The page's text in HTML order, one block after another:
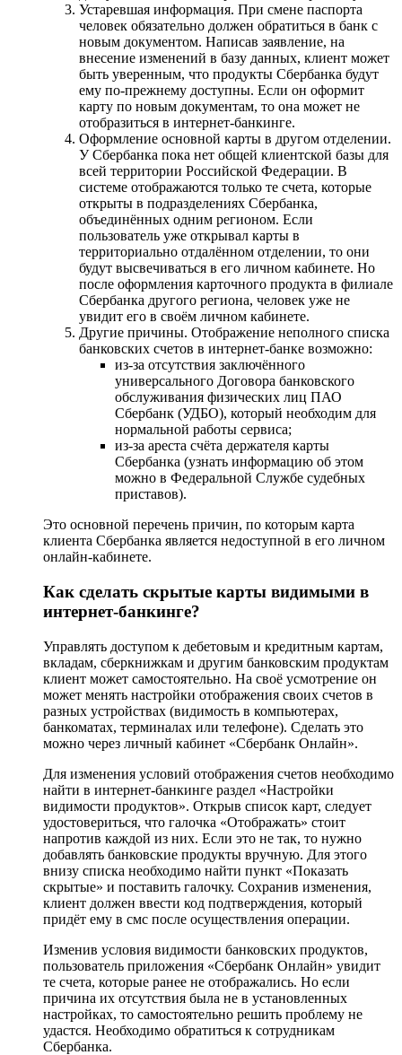
Устаревшая информация. При смене паспорта
человек обязательно должен обратиться в банк с
новым документом. Написав заявление, на
внесение изменений в базу данных, клиент может
быть уверенным, что продукты Сбербанка будут
ему по-прежнему доступны. Если он оформит
карту по новым документам, то она может не
отобразиться в интернет-банкинге.
Оформление основной карты в другом отделении.
У Сбербанка пока нет общей клиентской базы для
всей территории Российской Федерации. В
системе отображаются только те счета, которые
открыты в подразделениях Сбербанка,
объединённых одним регионом. Если
пользователь уже открывал карты в
территориально отдалённом отделении, то они
будут высвечиваться в его личном кабинете. Но
после оформления карточного продукта в филиале
Сбербанка другого региона, человек уже не
увидит его в своём личном кабинете.
Другие причины. Отображение неполного списка
банковских счетов в интернет-банке возможно:
из-за отсутствия заключённого
универсального Договора банковского
обслуживания физических лиц ПАО
Сбербанк (УДБО), который необходим для
нормальной работы сервиса;
из-за ареста счёта держателя карты
Сбербанка (узнать информацию об этом
можно в Федеральной Службе судебных
приставов).
Это основной перечень причин, по которым карта
клиента Сбербанка является недоступной в его личном
онлайн-кабинете.
Как сделать скрытые карты видимыми в
интернет-банкинге?
Управлять доступом к дебетовым и кредитным картам,
вкладам, сберкнижкам и другим банковским продуктам
клиент может самостоятельно. На своё усмотрение он
может менять настройки отображения своих счетов в
разных устройствах (видимость в компьютерах,
банкоматах, терминалах или телефоне). Сделать это
можно через личный кабинет «Сбербанк Онлайн».
Для изменения условий отображения счетов необходимо
найти в интернет-банкинге раздел «Настройки
видимости продуктов». Открыв список карт, следует
удостовериться, что галочка «Отображать» стоит
напротив каждой из них. Если это не так, то нужно
добавлять банковские продукты вручную. Для этого
внизу списка необходимо найти пункт «Показать
скрытые» и поставить галочку. Сохранив изменения,
клиент должен ввести код подтверждения, который
придёт ему в смс после осуществления операции.
Изменив условия видимости банковских продуктов,
пользователь приложения «Сбербанк Онлайн» увидит
те счета, которые ранее не отображались. Но если
причина их отсутствия была не в установленных
настройках, то самостоятельно решить проблему не
удастся. Необходимо обратиться к сотрудникам
Сбербанка.